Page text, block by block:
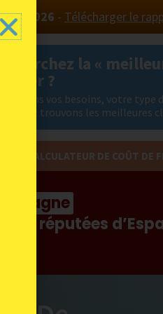
2026 - Télécharger le
cherchez la «
?
analysons vos besoins, votre
et trouvons les meilleures
CALCULATEUR DE COÛT DE
Espagne
plus réputées